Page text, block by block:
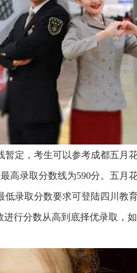
定，考生可以参考成都五月
高录取分数线为590分。五月
录取分数要求可登陆四川教
行分数从高到底择优录取，